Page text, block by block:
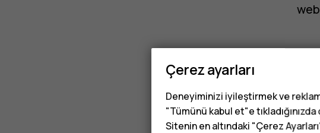
Bu
Çerez ayarları
Deneyiminizi iyileştirmek ve
"Tümünü kabul et"e
Sitenin en altındaki "Çerez